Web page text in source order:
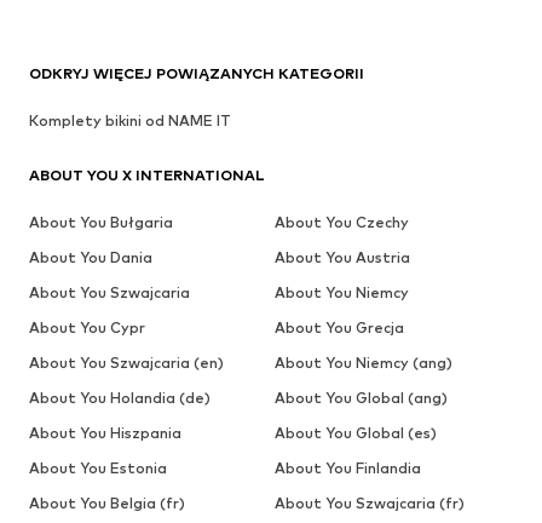
ODKRYJ WIĘCEJ POWIĄZANYCH KATEGORII
Komplety bikini od NAME IT
ABOUT YOU X INTERNATIONAL
About You Bułgaria
About You Czechy
About You Dania
About You Austria
About You Szwajcaria
About You Niemcy
About You Cypr
About You Grecja
About You Szwajcaria (en)
About You Niemcy (ang)
About You Holandia (de)
About You Global (ang)
About You Hiszpania
About You Global (es)
About You Estonia
About You Finlandia
About You Belgia (fr)
About You Szwajcaria (fr)